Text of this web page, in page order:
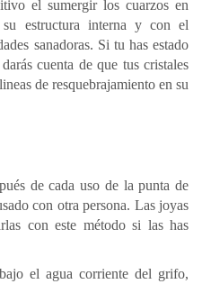
el sumergir los cuarzos en
su estructura interna y con el
sanadoras. Si tu has estado
cuenta de que tus cristales
de resquebrajamiento en su
de cada uso de la punta de
con otra persona. Las joyas
con este método si las has
el agua corriente del grifo,